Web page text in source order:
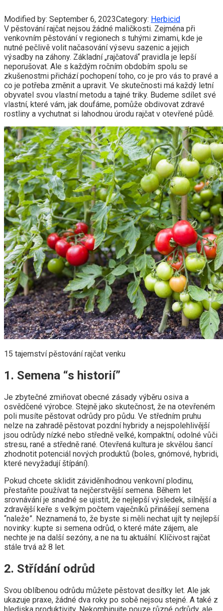
Modified by: September 6, 2023Category: Herbicid
V pěstování rajčat nejsou žádné maličkosti. Zejména při
venkovním pěstování v regionech s tuhými zimami, kde je
nutné pečlivě volit načasování výsevu sazenic a jejich
výsadby na záhony. Základní „rajčatová“ pravidla je lepší
neporušovat. Ale s každým ročním obdobím spolu se
zkušenostmi přichází pochopení toho, co je pro vás to pravé a
co je potřeba změnit a upravit. Ve skutečnosti má každý letní
obyvatel svou vlastní metodu a tajné triky. Budeme sdílet své
vlastní, které vám, jak doufáme, pomůže obdivovat zdravé
rostliny a vychutnat si lahodnou úrodu rajčat v otevřené půdě.
15 tajemství pěstování rajčat venku
1. Semena “s historií”
Je zbytečné zmiňovat obecné zásady výběru osiva a
osvědčené výrobce. Stejně jako skutečnost, že na otevřeném
poli musíte pěstovat odrůdy pro půdu. Ve středním pruhu
nelze na zahradě pěstovat pozdní hybridy a nejspolehlivější
jsou odrůdy nízké nebo středně velké, kompaktní, odolné vůči
stresu, rané a středně rané. Otevřená kultura je skvělou šancí
zhodnotit potenciál nových produktů (boles, gnómové, hybridi,
které nevyžadují štípání).
Pokud chcete sklidit záviděníhodnou venkovní plodinu,
přestaňte používat ta nejčerstvější semena. Během let
srovnávání je snadné se ujistit, že nejlepší výsledek, silnější a
zdravější keře s velkým počtem vaječníků přinášejí semena
“naleže”. Neznamená to, že byste si měli nechat ujít ty nejlepší
novinky: kupte si semena odrůd, o které máte zájem, ale
nechte je na další sezóny, a ne na tu aktuální. Klíčivost rajčat
stále trvá až 8 let.
2. Střídání odrůd
Svou oblíbenou odrůdu můžete pěstovat desítky let. Ale jak
ukazuje praxe, žádné dva roky po sobě nejsou stejné. A také z
hlediska produktivity. Nekombinujte pouze různé odrůdy, ale